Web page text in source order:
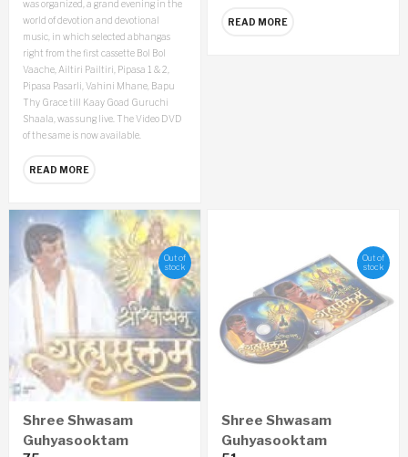
was organized, a grand evening in the
world of devotion and devotional
music, in which selected abhangas
right from the first cassette Bol Bol
Vaache, Ailtiri Pailtiri, Pipasa 1 & 2,
Pipasa Pasarli, Vahini Mhane, Bapu
Thy Grace till Kaay Goad Guruchi
Shaala, was sung live. The Video DVD
of the same is now available.
READ MORE
READ MORE
Out of
stock
Shree Shwasam
Guhyasooktam
Out of
stock
Shree Shwasam
Guhyasooktam